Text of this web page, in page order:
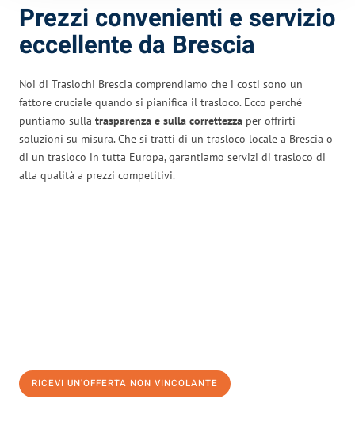
Prezzi convenienti e servizio
eccellente da Brescia
Noi di Traslochi Brescia comprendiamo che i costi sono un
fattore cruciale quando si pianifica il trasloco. Ecco perché
puntiamo sulla trasparenza e sulla correttezza per offrirti
soluzioni su misura. Che si tratti di un trasloco locale a Brescia o
di un trasloco in tutta Europa, garantiamo servizi di trasloco di
alta qualità a prezzi competitivi.
RICEVI UN'OFFERTA NON VINCOLANTE